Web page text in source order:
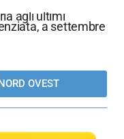
agli ultimi
a settembre
OVEST